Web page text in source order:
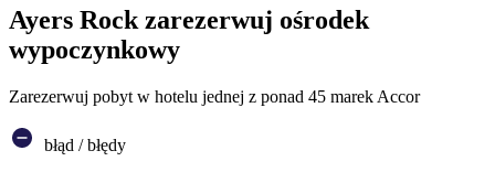
Ayers Rock zarezerwuj ośrodek
wypoczynkowy
Zarezerwuj pobyt w hotelu jednej z ponad 45 marek Accor
błąd / błędy